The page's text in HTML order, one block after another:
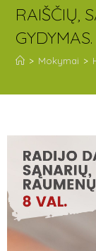
RAIŠČIŲ,
> Mokymai >